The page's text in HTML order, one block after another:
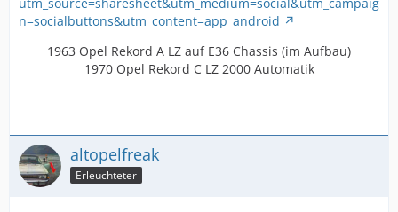
n=socialbuttons&utm_content=app_android
1963 Opel Rekord A LZ auf E36 Chassis (im Aufbau)
1970 Opel Rekord C LZ 2000 Automatik
altopelfreak
Erleuchteter